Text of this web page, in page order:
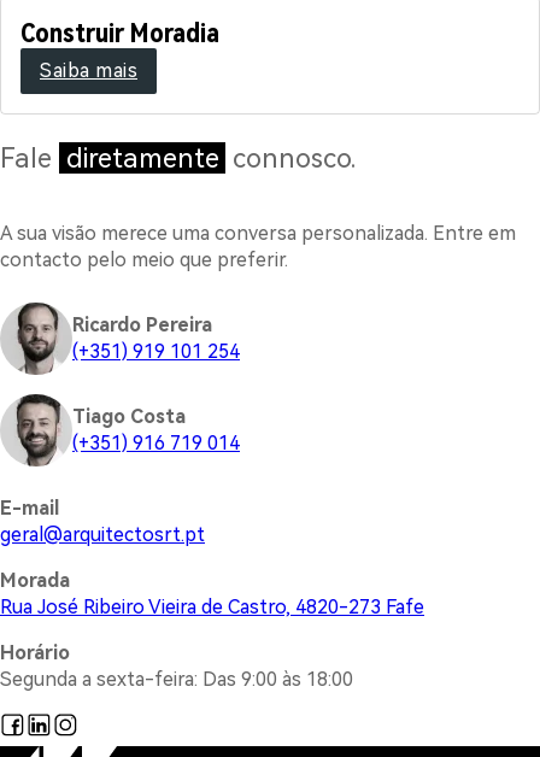
Construir Moradia
Saiba mais
Fale diretamente connosco.
A sua visão merece uma conversa personalizada. Entre em
contacto pelo meio que preferir.
Ricardo Pereira
(+351) 919 101 254
Tiago Costa
(+351) 916 719 014
E-mail
tp.trsotcetiuqra
@lareg
Morada
Rua José Ribeiro Vieira de Castro, 4820-273 Fafe
Horário
Segunda a sexta-feira: Das 9:00 às 18:00